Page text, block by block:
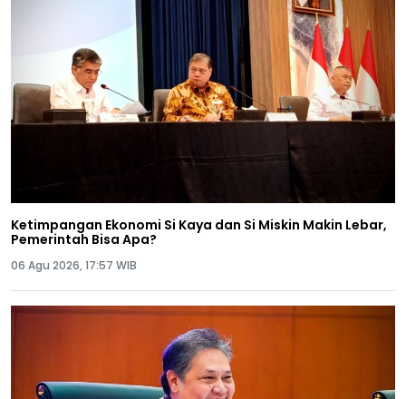
Ketimpangan Ekonomi Si Kaya dan Si Miskin Makin Lebar,
Pemerintah Bisa Apa?
06 Agu 2026, 17:57 WIB